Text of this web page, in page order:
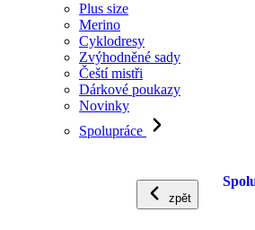
Plus size
Merino
Cyklodresy
Zvýhodněné sady
Čeští mistři
Dárkové poukazy
Novinky
Spolupráce
zpět